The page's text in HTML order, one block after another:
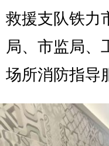
救援支队铁力
局、市监局、
场所消防指导